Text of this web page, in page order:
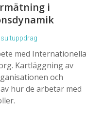
i
med Internationella
Kartläggning av
och
hur de arbetar med